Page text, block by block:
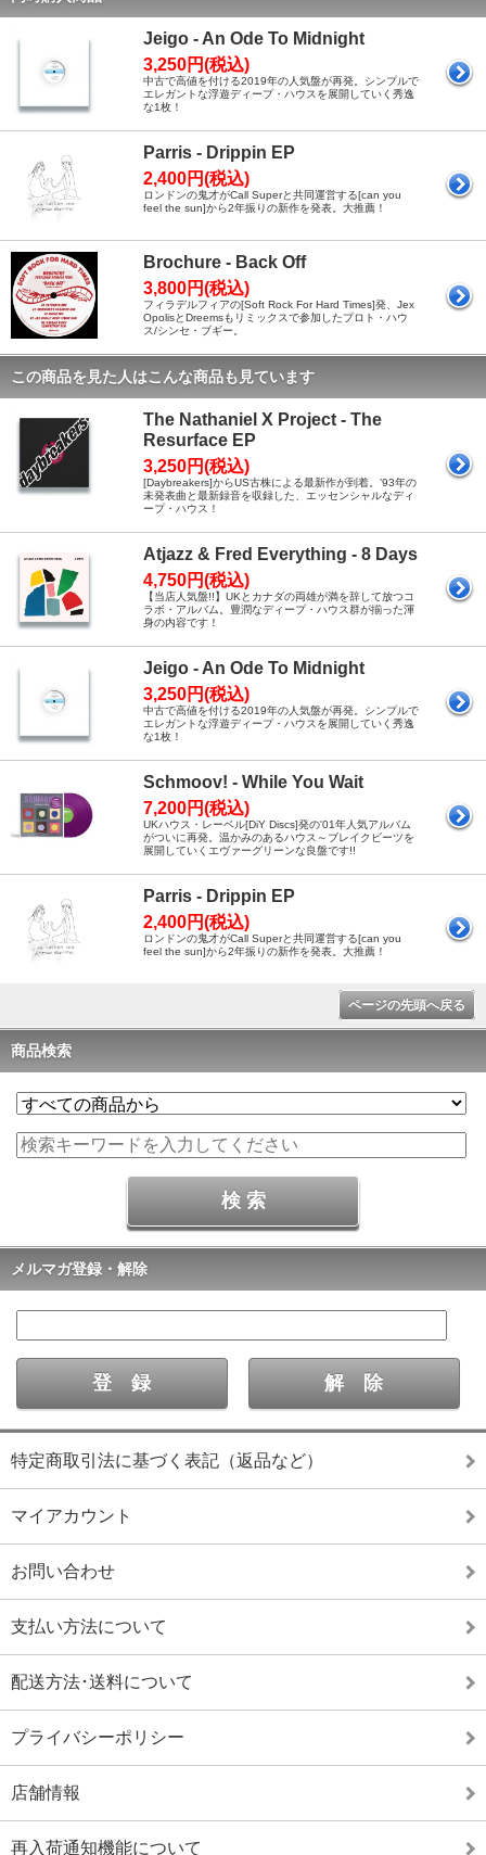
Jeigo - An Ode To Midnight
3,250円(税込)
中古で高値を付ける2019年の人気盤が再発。シンプルで
エレガントな浮遊ディープ・ハウスを展開していく秀逸
な1枚！
Parris - Drippin EP
2,400円(税込)
ロンドンの鬼才がCall Superと共同運営する[can you
feel the sun]から2年振りの新作を発表。大推薦！
Brochure - Back Off
3,800円(税込)
フィラデルフィアの[Soft Rock For Hard Times]発、Jex
OpolisとDreemsもリミックスで参加したプロト・ハウ
ス/シンセ・ブギー。
この商品を見た人はこんな商品も見ています
The Nathaniel X Project - The
Resurface EP
3,250円(税込)
[Daybreakers]からUS古株による最新作が到着。’93年の
未発表曲と最新録音を収録した、エッセンシャルなディ
ープ・ハウス！
Atjazz & Fred Everything - 8 Days
4,750円(税込)
【当店人気盤!!】UKとカナダの両雄が満を辞して放つコ
ラボ・アルバム。豊潤なディープ・ハウス群が揃った渾
身の内容です！
Jeigo - An Ode To Midnight
3,250円(税込)
中古で高値を付ける2019年の人気盤が再発。シンプルで
エレガントな浮遊ディープ・ハウスを展開していく秀逸
な1枚！
Schmoov! - While You Wait
7,200円(税込)
UKハウス・レーベル[DiY Discs]発の'01年人気アルバム
がついに再発。温かみのあるハウス～ブレイクビーツを
展開していくエヴァーグリーンな良盤です!!
Parris - Drippin EP
2,400円(税込)
ロンドンの鬼才がCall Superと共同運営する[can you
feel the sun]から2年振りの新作を発表。大推薦！
ページの先頭へ戻る
商品検索
メルマガ登録・解除
特定商取引法に基づく表記（返品など）
マイアカウント
お問い合わせ
支払い方法について
配送方法･送料について
プライバシーポリシー
店舗情報
再入荷通知機能について